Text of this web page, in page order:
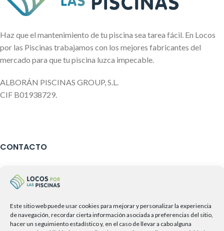
Este sitio web puede usar cookies para mejorar y personalizar la experiencia
de navegación, recordar cierta información asociada a preferencias del sitio,
hacer un seguimiento estadístico y, en el caso de llevar a cabo alguna
Haz que el mantenimiento de tu piscina sea tarea fácil. En Locos
por las Piscinas trabajamos con los mejores fabricantes del
mercado para que tu piscina luzca impecable.
ALBORÁN PISCINAS GROUP, S.L.
CIF B01938729.
CONTACTO
951 409 187
676 123 108
info@locosporlaspiscinas.com